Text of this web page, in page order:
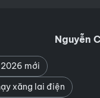
Nguyễn
2026 mới
xăng lai điện